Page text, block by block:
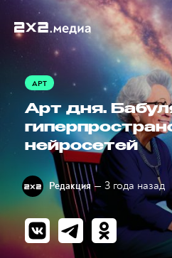
АРТ
Арт дня.
нейросетей
Редакция — 3 года назад